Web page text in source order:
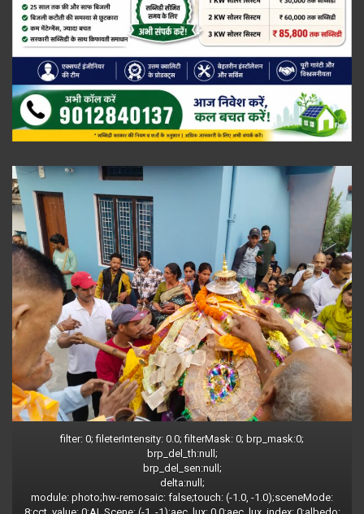
filter: 0; fileterIntensity: 0.0; filterMask: 0; brp_mask:0;
brp_del_th:null;
brp_del_sen:null;
delta:null;
module: photo;hw-remosaic: false;touch: (-1.0, -1.0);sceneMode: